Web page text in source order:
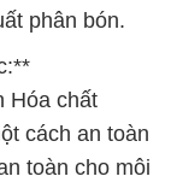
phân bón.
Hóa chất
cách an toàn
toàn cho môi